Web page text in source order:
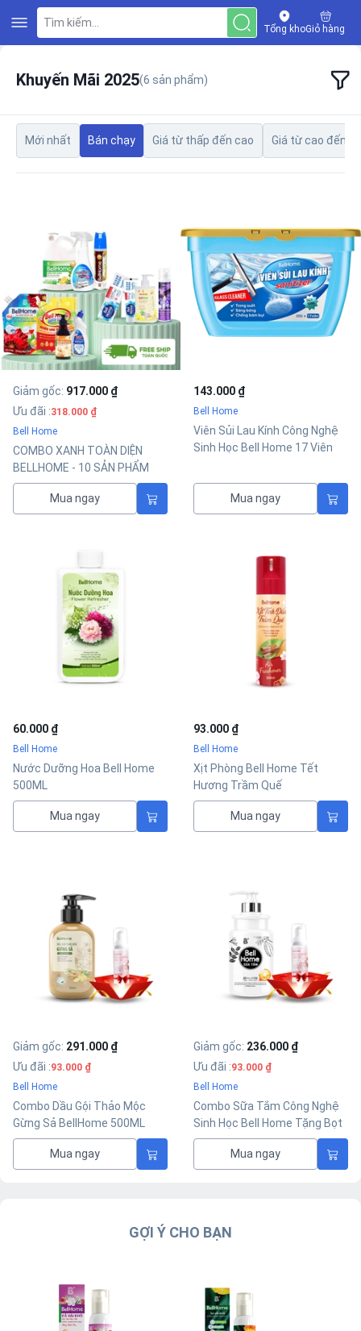
Tìm kiếm...
Tổng khoGiỏ hàng
Khuyến Mãi 2025(6 sản phẩm)
Mới nhất Bán chạy Giá từ thấp đến cao Giá từ cao đến
Giảm gốc: 917.000 ₫
Ưu đãi :318.000 ₫
Bell Home
COMBO XANH TOÀN DIỆN
BELLHOME - 10 SẢN PHẨM
TIỆN ÍCH
Mua ngay
143.000 ₫
Bell Home
Viên Sủi Lau Kính Công Nghệ
Sinh Học Bell Home 17 Viên
Mua ngay
60.000 ₫
Bell Home
Nước Dưỡng Hoa Bell Home
500ML
Mua ngay
93.000 ₫
Bell Home
Xịt Phòng Bell Home Tết
Hương Trầm Quế
Mua ngay
Giảm gốc: 291.000 ₫
Ưu đãi :93.000 ₫
Bell Home
Combo Dầu Gội Thảo Mộc
Gừng Sả BellHome 500ML
Tặng Bọt Vệ Sinh Phụ Nữ
Mua ngay
Giảm gốc: 236.000 ₫
Ưu đãi :93.000 ₫
Bell Home
Combo Sữa Tắm Công Nghệ
Sinh Học Bell Home Tặng Bọt
Vệ Sinh Phụ Nữ 100ML
Mua ngay
GỢI Ý CHO BẠN